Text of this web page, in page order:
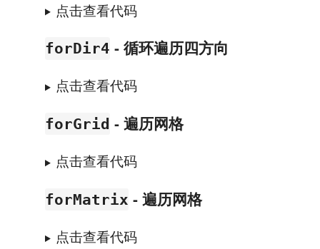
点击查看代码
forDir4 - 循环遍历四方向
点击查看代码
forGrid - 遍历网格
点击查看代码
forMatrix - 遍历网格
点击查看代码